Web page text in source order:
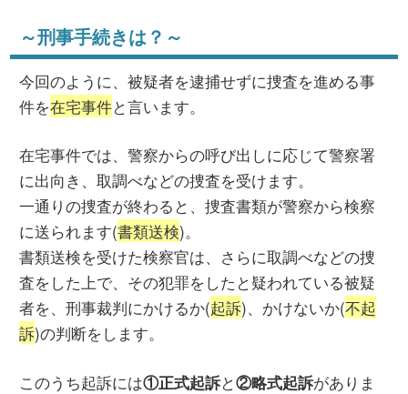
～刑事手続きは？～
今回のように、被疑者を逮捕せずに捜査を進める事
件を在宅事件と言います。
在宅事件では、警察からの呼び出しに応じて警察署
に出向き、取調べなどの捜査を受けます。
一通りの捜査が終わると、捜査書類が警察から検察
に送られます(書類送検)。
書類送検を受けた検察官は、さらに取調べなどの捜
査をした上で、その犯罪をしたと疑われている被疑
者を、刑事裁判にかけるか(起訴)、かけないか(不起
訴)の判断をします。
このうち起訴には①正式起訴と②略式起訴がありま